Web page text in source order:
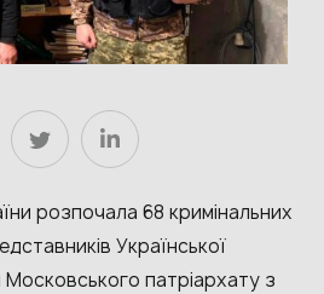
розпочала 68 кримінальних
Української
патріархату з